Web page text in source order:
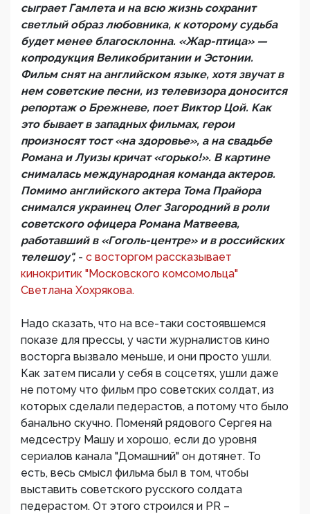
сыграет Гамлета и на всю жизнь сохранит
светлый образ любовника, к которому судьба
будет менее благосклонна. «Жар-птица» —
копродукция Великобритании и Эстонии.
Фильм снят на английском языке, хотя звучат в
нем советские песни, из телевизора доносится
репортаж о Брежневе, поет Виктор Цой. Как
это бывает в западных фильмах, герои
произносят тост «на здоровье», а на свадьбе
Романа и Луизы кричат «горько!». В картине
снималась международная команда актеров.
Помимо английского актера Тома Прайора
снимался украинец Олег Загородний в роли
советского офицера Романа Матвеева,
работавший в «Гоголь-центре» и в российских
телешоу", - с восторгом рассказывает
кинокритик "Московского комсомольца"
Светлана Хохрякова.
Надо сказать, что на все-таки состоявшемся
показе для прессы, у части журналистов кино
восторга вызвало меньше, и они просто ушли.
Как затем писали у себя в соцсетях, ушли даже
не потому что фильм про советских солдат, из
которых сделали педерастов, а потому что было
банально скучно. Поменяй рядового Сергея на
медсестру Машу и хорошо, если до уровня
сериалов канала "Домашний" он дотянет. То
есть, весь смысл фильма был в том, чтобы
выставить советского русского солдата
педерастом. От этого строился и PR –